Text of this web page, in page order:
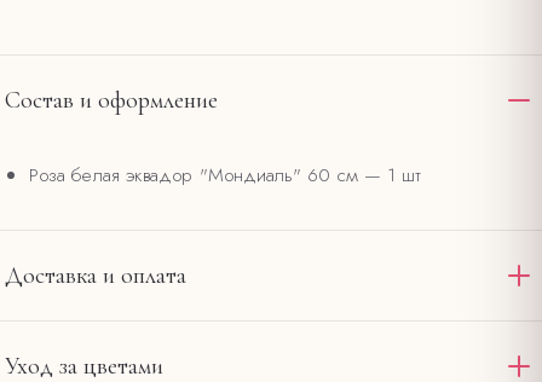
Состав и оформление
Роза белая эквадор "Мондиаль" 60 см— 1 шт
Доставка и оплата
Доставляем по Омску и области круглосуточно. Стандартная
Уход за цветами